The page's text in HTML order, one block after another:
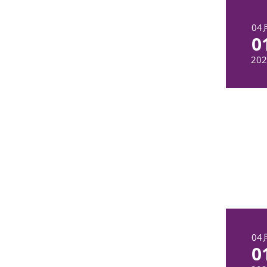
04
04